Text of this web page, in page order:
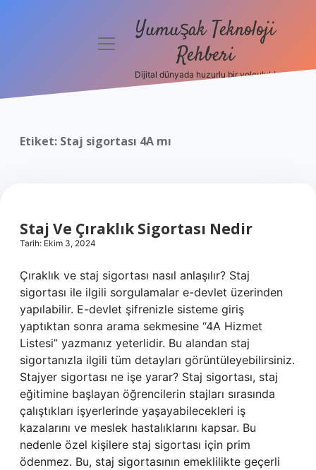
Politikası
menüyüYumuşak Teknoloji
Rehberi
Dijital dünyada huzurlu bir yolculuk!
Etiket: Staj sigortası 4A mı
Staj Ve Çıraklık Sigortası Nedir
Tarih: Ekim 3, 2024
Çıraklık ve staj sigortası nasıl anlaşılır? Staj
sigortası ile ilgili sorgulamalar e-devlet üzerinden
yapılabilir. E-devlet şifrenizle sisteme giriş
yaptıktan sonra arama sekmesine “4A Hizmet
Listesi” yazmanız yeterlidir. Bu alandan staj
sigortanızla ilgili tüm detayları görüntüleyebilirsiniz.
Stajyer sigortası ne işe yarar? Staj sigortası, staj
eğitimine başlayan öğrencilerin stajları sırasında
çalıştıkları işyerlerinde yaşayabilecekleri iş
kazalarını ve meslek hastalıklarını kapsar. Bu
nedenle özel kişilere staj sigortası için prim
ödenmez. Bu, staj sigortasının emeklilikte geçerli